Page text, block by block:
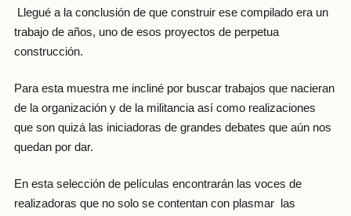
Llegué a la conclusión de que construir ese compilado era un
trabajo de años, uno de esos proyectos de perpetua
construcción.
Para esta muestra me incliné por buscar trabajos que nacieran
de la organización y de la militancia así como realizaciones
que son quizá las iniciadoras de grandes debates que aún nos
quedan por dar.
En esta selección de películas encontrarán las voces de
realizadoras que no solo se contentan con plasmar las